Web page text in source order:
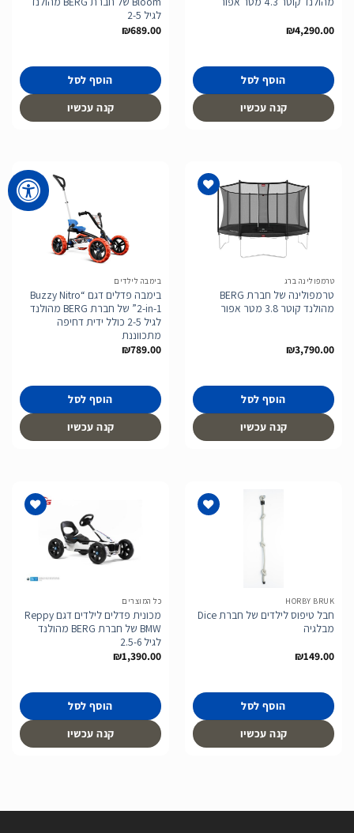
₪4,290.00
הוסף לסל
קנה עכשיו
לגיל 2-5
₪689.00
הוסף לסל
קנה עכשיו
טרמפולינה ברג
טרמפולינה של חברת BERG
מהולנד קוטר 3.8 מטר אפור
₪3,790.00
הוסף לסל
קנה עכשיו
בימבה לילדים
בימבה פדלים דגם “Buzzy Nitro
2-in-1” של חברת BERG מהולנד
לגיל 2-5 כולל ידית דחיפה
מתכווננת
₪789.00
הוסף לסל
קנה עכשיו
HORBY BRUK
חבל טיפוס לילדים של חברת Dice
מבלגיה
₪149.00
הוסף לסל
קנה עכשיו
המשאלות
כל המוצרים
מכונית פדלים לילדים דגם Reppy
BMW של חברת BERG מהולנד
לגיל 2.5-6
₪1,390.00
הוסף לסל
קנה עכשיו